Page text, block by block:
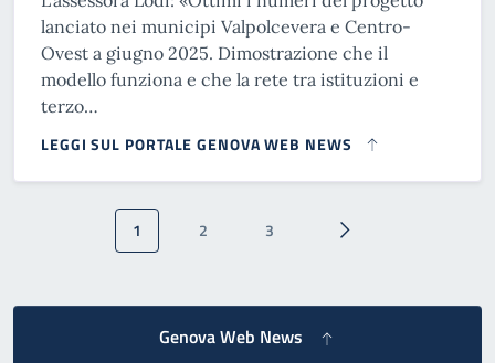
lanciato nei municipi Valpolcevera e Centro-
Ovest a giugno 2025. Dimostrazione che il
modello funziona e che la rete tra istituzioni e
terzo…
LEGGI SUL PORTALE GENOVA WEB NEWS
Paginazione
Pagina attuale
1 Pagina
2 Pagina
3 Pagina successiva
Genova Web News